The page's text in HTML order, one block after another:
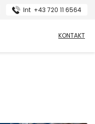
Int +43 720 11 6564
KONTAKT